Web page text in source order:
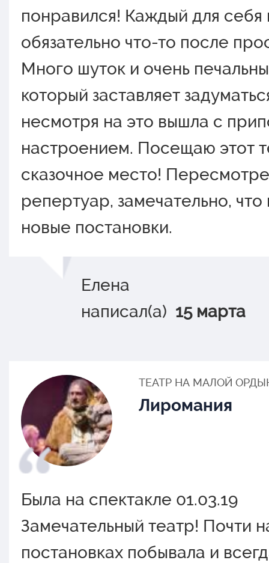
понравился! Каждый для себя
обязательно что-то после
Много шуток и очень
который заставляет
несмотря на это вышла с
настроением. Посещаю этот
сказочное место!
репертуар, замечательно, что
новые постановки.
Елена
написал(а) 15 марта
ТЕАТР НА МАЛОЙ
Лиромания
Была на спектакле 01.03.19
Замечательный театр! Почти
постановках побывала и